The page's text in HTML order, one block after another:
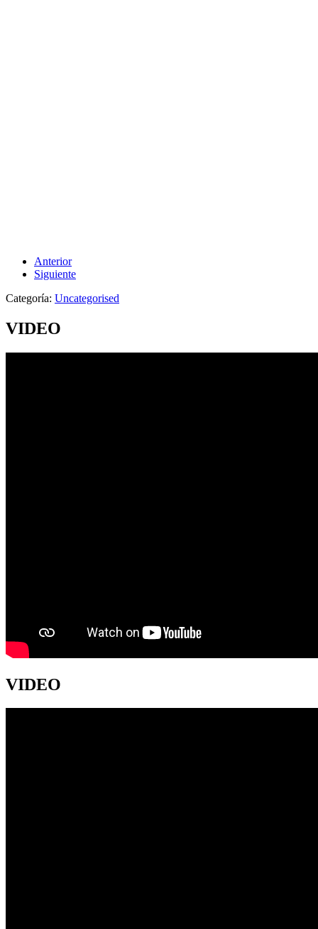
Anterior
Siguiente
Categoría: Uncategorised
VIDEO
VIDEO